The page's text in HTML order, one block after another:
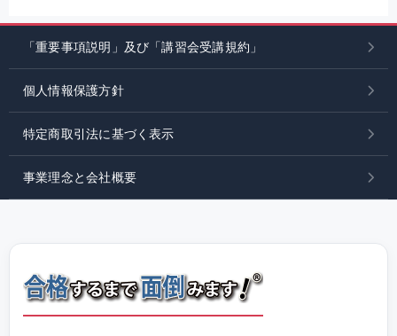
「重要事項説明」及び「講習会受講規約」
個人情報保護方針
特定商取引法に基づく表示
事業理念と会社概要